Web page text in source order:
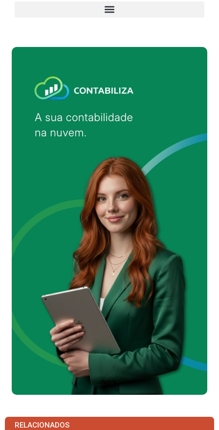
RELACIONADOS